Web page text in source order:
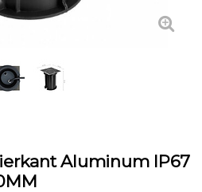
Aluminum IP67